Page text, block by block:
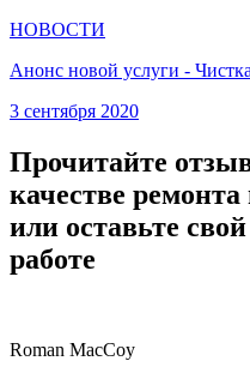
НОВОСТИ
Анонс новой услуги -
3 сентября 2020
Прочитайте
качестве
или оставьте
работе
Roman MacCoy